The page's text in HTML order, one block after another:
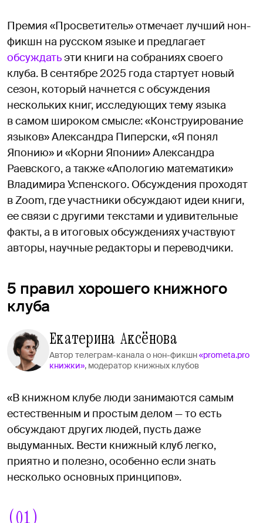
Премия «Просветитель» отмечает лучший нон-
фикшн на русском языке и предлагает
обсуждатьэти книги на собраниях своего
клуба. В сентябре 2025 года стартует новый
сезон, который начнется с обсуждения
нескольких книг, исследующих тему языка
в самом широком смысле: «Конструирование
языков» Александра Пиперски, «Я понял
Японию» и «Корни Японии» Александра
Раевского, а также «Апологию математики»
Владимира Успенского. Обсуждения проходят
в Zoom, где участники обсуждают идеи книги,
ее связи с другими текстами и удивительные
факты, а в итоговых обсуждениях участвуют
авторы, научные редакторы и переводчики.
5 правил хорошего книжного
клуба
Екатерина Аксёнова
Автор телеграм-канала о нон-фикшн«prometa.pro
книжки», модератор книжных клубов
«В книжном клубе люди занимаются самым
естественным и простым делом — то есть
обсуждают других людей, пусть даже
выдуманных. Вести книжный клуб легко,
приятно и полезно, особенно если знать
несколько основных принципов».
(01)